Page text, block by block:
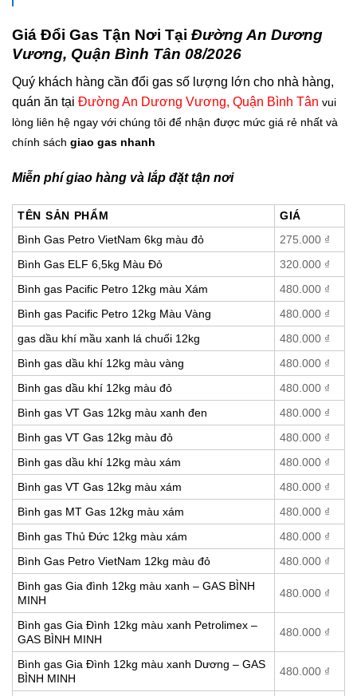
Giá Đổi Gas Tận Nơi Tại Đường An Dương
Vương, Quận Bình Tân 08/2026
Quý khách hàng cần đổi gas số lượng lớn cho nhà hàng,
quán ăn tại Đường An Dương Vương, Quận Bình Tân vui
lòng liên hệ ngay với chúng tôi để nhận được mức giá rẻ nhất và
chính sách giao gas nhanh
Miễn phí giao hàng và lắp đặt tận nơi
TÊN SẢN PHẨM
GIÁ
Bình Gas Petro VietNam 6kg màu đỏ
275.000 ₫
Bình Gas ELF 6,5kg Màu Đỏ
320.000 ₫
Bình gas Pacific Petro 12kg màu Xám
480.000 ₫
Bình gas Pacific Petro 12kg Màu Vàng
480.000 ₫
gas dầu khí mầu xanh lá chuối 12kg
480.000 ₫
Bình gas dầu khí 12kg màu vàng
480.000 ₫
Bình gas dầu khí 12kg màu đỏ
480.000 ₫
Bình gas VT Gas 12kg màu xanh đen
480.000 ₫
Bình gas VT Gas 12kg màu đỏ
480.000 ₫
Bình gas dầu khí 12kg màu xám
480.000 ₫
Bình gas VT Gas 12kg màu xám
480.000 ₫
Bình gas MT Gas 12kg màu xám
480.000 ₫
Bình gas Thủ Đức 12kg màu xám
480.000 ₫
Bình Gas Petro VietNam 12kg màu đỏ
480.000 ₫
Bình gas Gia đình 12kg màu xanh – GAS BÌNH
MINH
480.000 ₫
Bình gas Gia Đình 12kg màu xanh Petrolimex –
GAS BÌNH MINH
480.000 ₫
Bình gas Gia Đình 12kg màu xanh Dương – GAS
BÌNH MINH
480.000 ₫